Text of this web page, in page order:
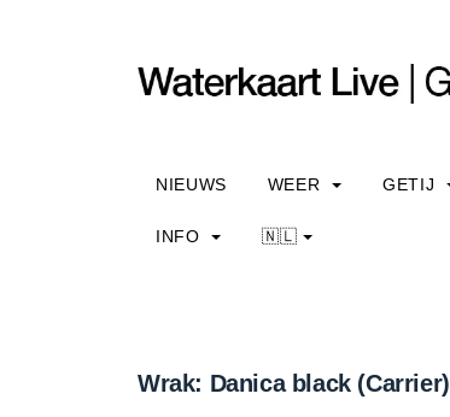
NIEUWS WEER GETIJ
INFO 🇳🇱
Wrak: Danica black (Carrier)